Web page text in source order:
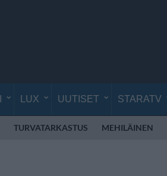
LUX UUTISET STARATV
TURVATARKASTUS MEHILÄINEN